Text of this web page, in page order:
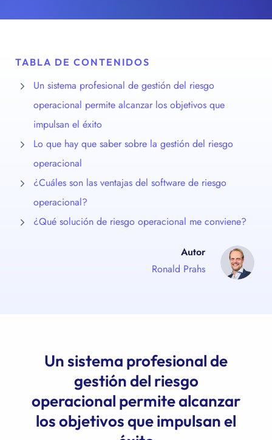
TABLA DE CONTENIDOS
Un sistema profesional de gestión del riesgo
operacional permite alcanzar los objetivos que
impulsan el éxito
Lo que hay que saber sobre la gestión del riesgo
operacional
¿Cuáles son las ventajas del software de riesgo
operacional?
¿Qué solución de riesgo operacional me conviene?
Autor
Ronald Prahs
Un sistema profesional de
gestión del riesgo
operacional permite alcanzar
los objetivos que impulsan el